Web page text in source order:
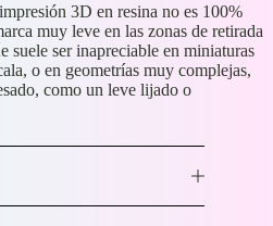
3D en resina no es 100%
muy leve en las zonas de retirada
suele ser inapreciable en miniaturas
o en geometrías muy complejas,
como un leve lijado o